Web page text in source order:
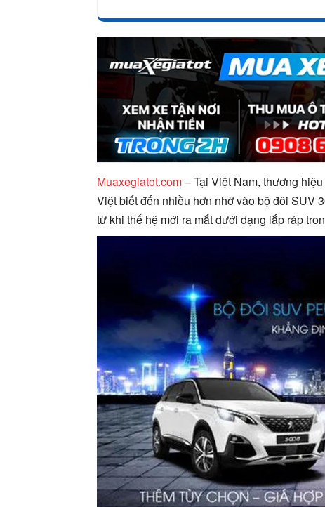
Muaxegiatot.com– Tại Việt Nam, thương
Việt biết đến nhiều hơn nhờ vào bộ đôi SUV
từ khi thế hệ mới ra mắt dưới dạng lắp ráp